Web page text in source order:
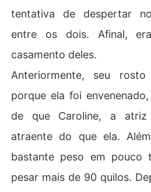
tentativa de despertar
entre os dois. Afinal,
casamento deles.
Anteriormente, seu
porque ela foi
de que Caroline, a atriz
atraente do que ela.
bastante peso em pouco
pesar mais de 90 quilos.